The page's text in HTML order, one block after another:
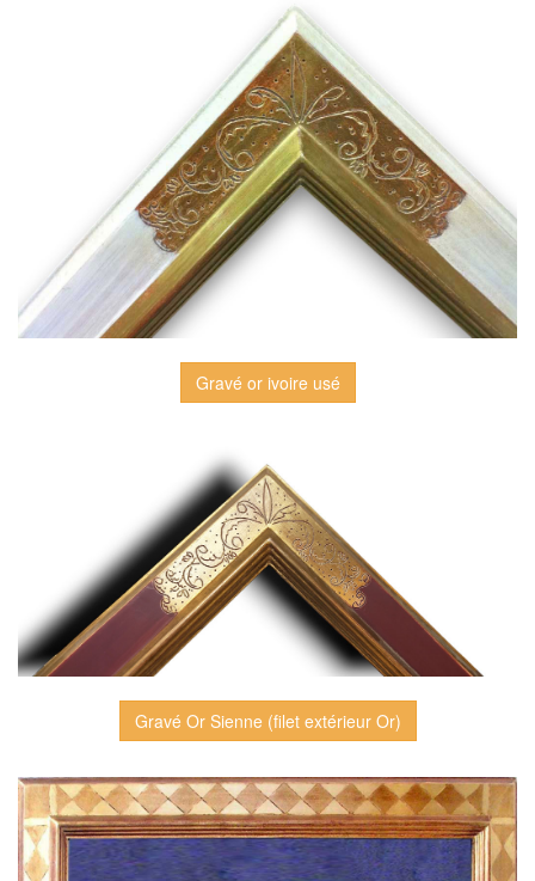
Gravé or ivoire usé
Gravé Or Sienne (filet extérieur Or)